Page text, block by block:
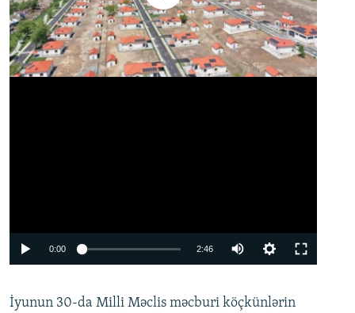
0:00 2:46
360p
İyunun 30-da Milli Məclis məcburi köçkünlərin